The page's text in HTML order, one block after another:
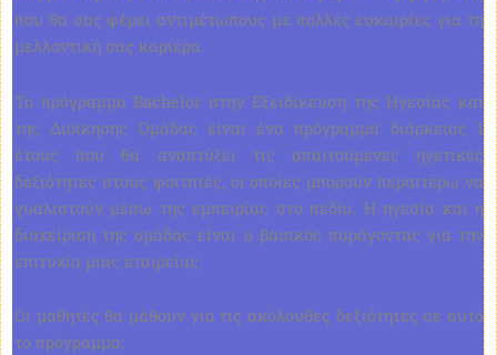
που θα σας φέρει αντιμέτωπους με πολλές ευκαιρίες για τη
μελλοντική σας καριέρα.
Το πρόγραμμα Bachelor στην Εξειδίκευση της Ηγεσίας και
της Διοίκησης Ομάδας είναι ένα πρόγραμμα διάρκειας 1
έτους που θα αναπτύξει τις απαιτούμενες ηγετικές
δεξιότητες στους φοιτητές, οι οποίες μπορούν περαιτέρω να
γυαλιστούν μέσω της εμπειρίας στο πεδίο. Η ηγεσία και η
διαχείριση της ομάδας είναι ο βασικός παράγοντας για την
επιτυχία μιας εταιρείας.
Οι μαθητές θα μάθουν για τις ακόλουθες δεξιότητες σε αυτό
το πρόγραμμα: